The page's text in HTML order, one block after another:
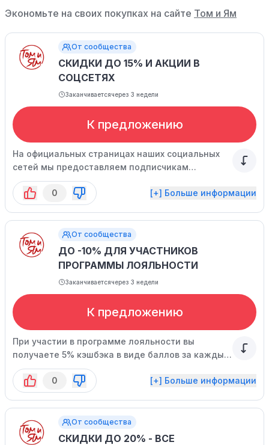
Экономьте на своих покупках на сайте Том и Ям
От сообщества
СКИДКИ ДО 15% И АКЦИИ В
СОЦСЕТЯХ
Заканчиваетсячерез 3 недели
К предложению
На официальных страницах наших социальных
сетей мы предоставляем подписчикам
эксклюзивные специальные предложения.
0
[+] Больше информации
От сообщества
ДО -10% ДЛЯ УЧАСТНИКОВ
ПРОГРАММЫ ЛОЯЛЬНОСТИ
Заканчиваетсячерез 3 недели
К предложению
При участии в программе лояльности вы
получаете 5% кэшбэка в виде баллов за каждый
заказ. Эти баллы можно использовать для
оплаты до 10% от общей стоимости нового
заказа в ресторане, при самовывозе или
доставке. Пожалуйста, обратите внимание, что
баллы не распространяются на алкогольные
напитки.
0 [+] Больше информации
От сообщества
СКИДКИ ДО 20% - ВСЕ